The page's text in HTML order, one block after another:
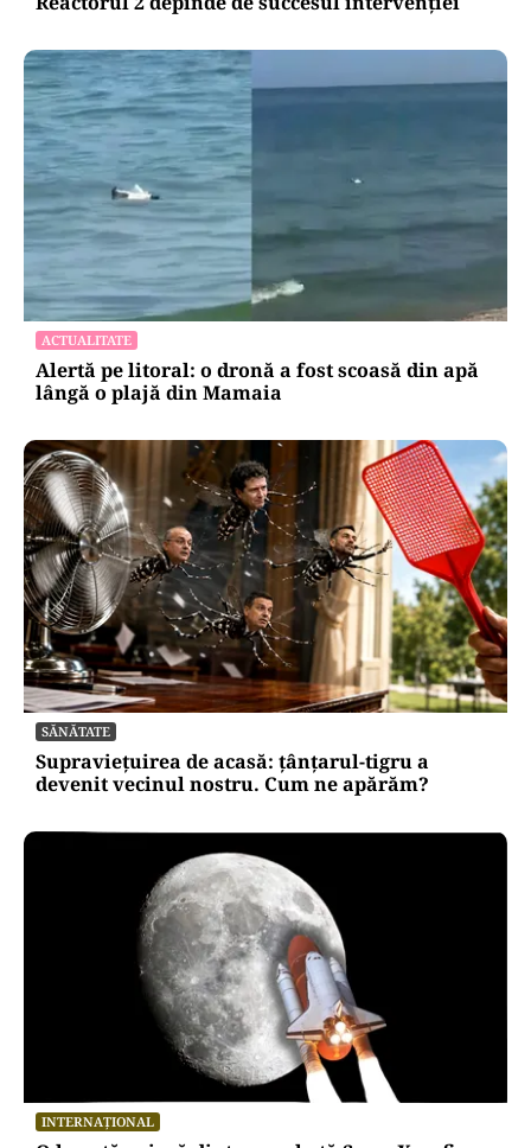
ACTUALITATE
Operațiunea de pe Dunăre întârzie.
Scufundarea barjelor amânată pentru joi.
Reactorul 2 depinde de succesul intervenției
ACTUALITATE
Alertă pe litoral: o dronă a fost scoasă din apă
lângă o plajă din Mamaia
Supraviețuirea de acasă: țânțarul-tigru a
devenit vecinul nostru. Cum ne apărăm?